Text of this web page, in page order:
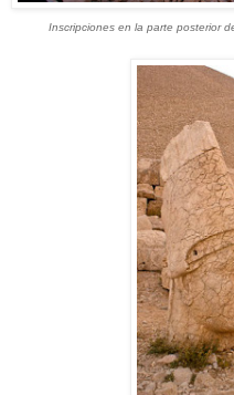
Inscripciones en la parte posterior